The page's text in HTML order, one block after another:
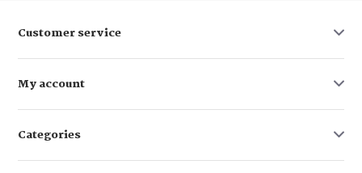
Customer service
My account
Categories